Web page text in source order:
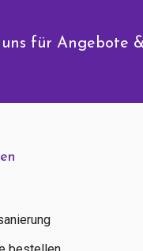
uns für Angebote